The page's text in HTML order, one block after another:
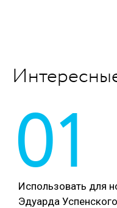
01
Использовать для
Эдуарда